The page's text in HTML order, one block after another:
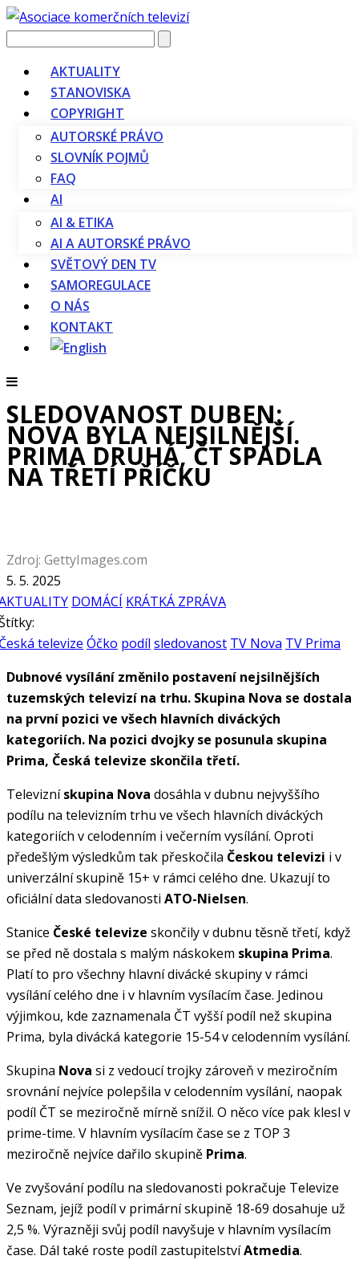
Vyhledávání
AKTUALITY
STANOVISKA
COPYRIGHT
AUTORSKÉ PRÁVO
SLOVNÍK POJMŮ
FAQ
AI
AI & ETIKA
AI A AUTORSKÉ PRÁVO
SVĚTOVÝ DEN TV
SAMOREGULACE
O NÁS
KONTAKT
SLEDOVANOST DUBEN:
NOVA BYLA NEJSILNĚJŠÍ.
PRIMA DRUHÁ, ČT SPADLA
NA TŘETÍ PŘÍČKU
Zdroj: GettyImages.com
5. 5. 2025
DOMÁCÍ KRÁTKÁ ZPRÁVA
televize Óčko podíl sledovanost TV Nova TV Prima
Dubnové vysílání změnilo postavení nejsilnějších
tuzemských televizí na trhu. Skupina Nova se dostala
na první pozici ve všech hlavních diváckých
kategoriích. Na pozici dvojky se posunula skupina
Prima, Česká televize skončila třetí.
Televiznískupina Nova dosáhla v dubnu nejvyššího
podílu na televizním trhu ve všech hlavních diváckých
kategoriích v celodenním i večerním vysílání. Oproti
předešlým výsledkům tak přeskočila Českou televizi i v
univerzální skupině 15+ v rámci celého dne. Ukazují to
oficiální data sledovanosti ATO-Nielsen.
Stanice České televize skončily v dubnu těsně třetí, když
se před ně dostala s malým náskokem skupina Prima.
Platí to pro všechny hlavní divácké skupiny v rámci
vysílání celého dne i v hlavním vysílacím čase. Jedinou
výjimkou, kde zaznamenala ČT vyšší podíl než skupina
Prima, byla divácká kategorie 15-54 v celodenním vysílání.
Skupina Nova si z vedoucí trojky zároveň v meziročním
srovnání nejvíce polepšila v celodenním vysílání, naopak
podíl ČT se meziročně mírně snížil. O něco více pak klesl v
prime-time. V hlavním vysílacím čase se z TOP 3
meziročně nejvíce dařilo skupině Prima.
Ve zvyšování podílu na sledovanosti pokračuje Televize
Seznam, jejíž podíl v primární skupině 18-69 dosahuje už
2,5 %. Výrazněji svůj podíl navyšuje v hlavním vysílacím
čase. Dál také roste podíl zastupitelstvíAtmedia.